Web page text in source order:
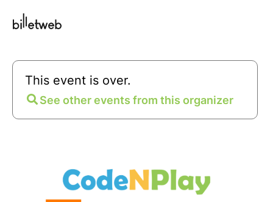
This event is over.
See other events from this organizer